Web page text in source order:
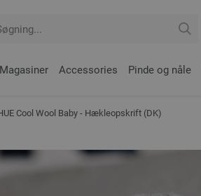
Magasiner Accessories Pinde og nåle
Cool Wool Baby - Hækleopskrift (DK)